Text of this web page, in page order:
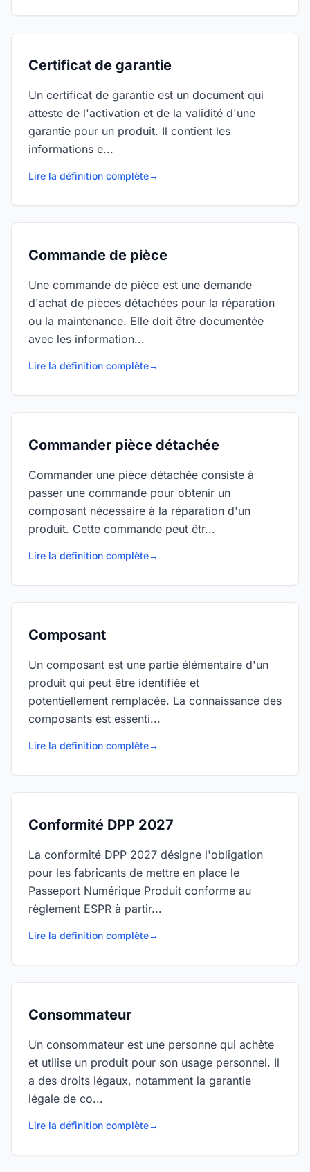
Certificat de garantie
Un certificat de garantie est un document qui
atteste de l'activation et de la validité d'une
garantie pour un produit. Il contient les
informations e...
Lire la définition complète→
Commande de pièce
Une commande de pièce est une demande
d'achat de pièces détachées pour la réparation
ou la maintenance. Elle doit être documentée
avec les information...
Lire la définition complète→
Commander pièce détachée
Commander une pièce détachée consiste à
passer une commande pour obtenir un
composant nécessaire à la réparation d'un
produit. Cette commande peut êtr...
Lire la définition complète→
Composant
Un composant est une partie élémentaire d'un
produit qui peut être identifiée et
potentiellement remplacée. La connaissance des
composants est essenti...
Lire la définition complète→
Conformité DPP 2027
La conformité DPP 2027 désigne l'obligation
pour les fabricants de mettre en place le
Passeport Numérique Produit conforme au
règlement ESPR à partir...
Lire la définition complète→
Consommateur
Un consommateur est une personne qui achète
et utilise un produit pour son usage personnel. Il
a des droits légaux, notamment la garantie
légale de co...
Lire la définition complète→